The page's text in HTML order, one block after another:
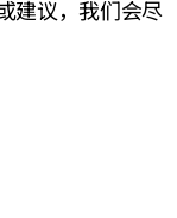
建议，我们会尽